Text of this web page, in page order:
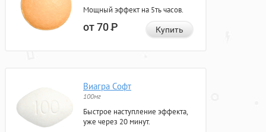
Мощный эффект на 5ть часов.
от 70Р Купить
Виагра Софт
100мг
Быстрое наступление эффекта,
уже через 20 минут.